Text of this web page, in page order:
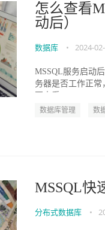
怎么查看
动后）
数据库 • 2024-
MSSQL服务启动
务器是否工作正
数据库管理 数
MSSQL快
分布式数据库 •